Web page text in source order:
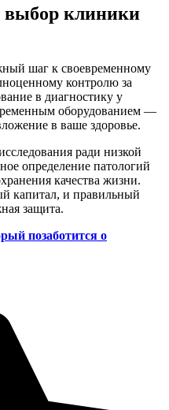
выбор клиники
шаг к своевременному
контролю за
в диагностику у
оборудованием —
в ваше здоровье.
ради низкой
определение патологий
качества жизни.
капитал, и правильный
защита.
позаботится о